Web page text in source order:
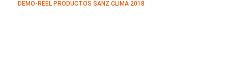
DEMO-REEL PRODUCTOS SANZ CLIMA 2018